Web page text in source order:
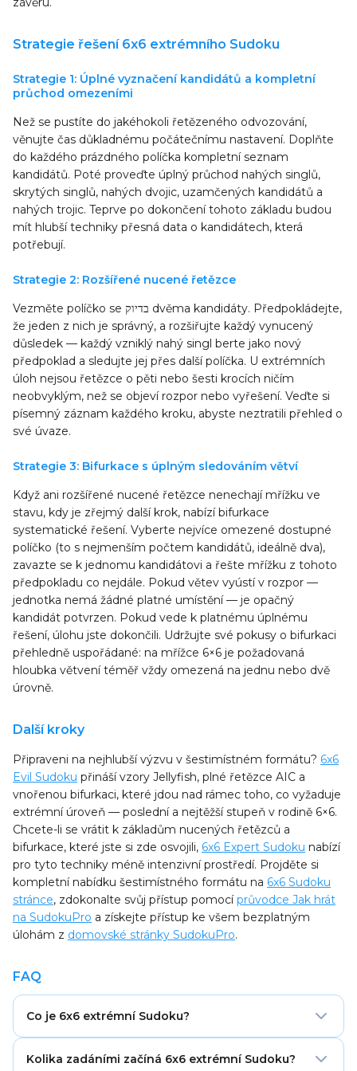
Strategie řešení 6x6 extrémního Sudoku
Strategie 1: Úplné vyznačení kandidátů a kompletní
průchod omezeními
Než se pustíte do jakéhokoli řetězeného odvozování,
věnujte čas důkladnému počátečnímu nastavení. Doplňte
do každého prázdného políčka kompletní seznam
kandidátů. Poté proveďte úplný průchod nahých singlů,
skrytých singlů, nahých dvojic, uzamčených kandidátů a
nahých trojic. Teprve po dokončení tohoto základu budou
mít hlubší techniky přesná data o kandidátech, která
potřebují.
Strategie 2: Rozšířené nucené řetězce
Vezměte políčko se בדיוק dvěma kandidáty. Předpokládejte,
že jeden z nich je správný, a rozšiřujte každý vynucený
důsledek — každý vzniklý nahý singl berte jako nový
předpoklad a sledujte jej přes další políčka. U extrémních
úloh nejsou řetězce o pěti nebo šesti krocích ničím
neobvyklým, než se objeví rozpor nebo vyřešení. Veďte si
písemný záznam každého kroku, abyste neztratili přehled o
své úvaze.
Strategie 3: Bifurkace s úplným sledováním větví
Když ani rozšířené nucené řetězce nenechají mřížku ve
stavu, kdy je zřejmý další krok, nabízí bifurkace
systematické řešení. Vyberte nejvíce omezené dostupné
políčko (to s nejmenším počtem kandidátů, ideálně dva),
zavazte se k jednomu kandidátovi a řešte mřížku z tohoto
předpokladu co nejdále. Pokud větev vyústí v rozpor —
jednotka nemá žádné platné umístění — je opačný
kandidát potvrzen. Pokud vede k platnému úplnému
řešení, úlohu jste dokončili. Udržujte své pokusy o bifurkaci
přehledně uspořádané: na mřížce 6×6 je požadovaná
hloubka větvení téměř vždy omezená na jednu nebo dvě
úrovně.
Další kroky
Připraveni na nejhlubší výzvu v šestimístném formátu? 6x6
Evil Sudoku přináší vzory Jellyfish, plné řetězce AIC a
vnořenou bifurkaci, které jdou nad rámec toho, co vyžaduje
extrémní úroveň — poslední a nejtěžší stupeň v rodině 6×6.
Chcete-li se vrátit k základům nucených řetězců a
bifurkace, které jste si zde osvojili, 6x6 Expert Sudoku nabízí
pro tyto techniky méně intenzivní prostředí. Projděte si
kompletní nabídku šestimístného formátu na 6x6 Sudoku
stránce, zdokonalte svůj přístup pomocíprůvodce Jak hrát
na SudokuPro a získejte přístup ke všem bezplatným
úlohám z domovské stránky SudokuPro.
FAQ
Co je 6x6 extrémní Sudoku?
formátu 6×6 a obsahuje pouze 8–10 předvyplněných
Kolika zadáními začíná 6x6 extrémní Sudoku?